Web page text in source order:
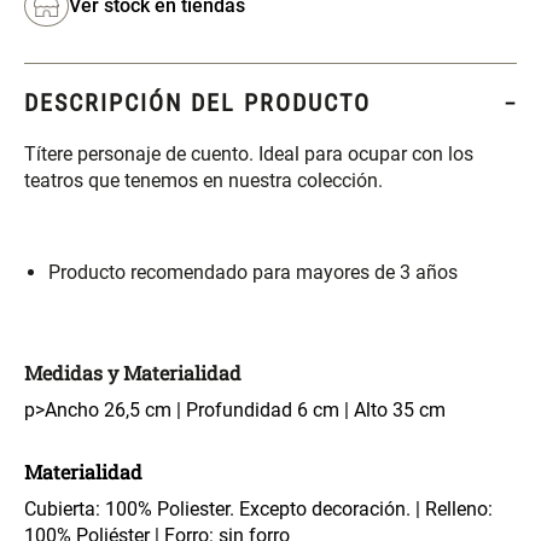
Ver stock en tiendas
DESCRIPCIÓN DEL PRODUCTO
Títere personaje de cuento. Ideal para ocupar con los
teatros que tenemos en nuestra colección.
Producto recomendado para mayores de 3 años
Medidas y Materialidad
p>Ancho 26,5 cm | Profundidad 6 cm | Alto 35 cm
Materialidad
Cubierta: 100% Poliester. Excepto decoración. | Relleno:
100% Poliéster | Forro: sin forro
S/ 349.00
Set Sábanas Algodón satín 240
Hilos
S/ 169.00S/ 118.00 S/ 124.00
119 cm
Comoda Bambú con Puertas 80
x 33 x 80 cm
Plumón Pluma